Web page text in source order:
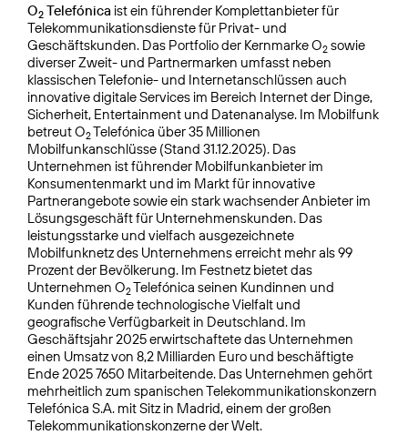
O2 Telefónica ist ein führender Komplettanbieter für
Telekommunikationsdienste für Privat- und
Geschäftskunden. Das Portfolio der Kernmarke O2 sowie
diverser Zweit- und Partnermarken umfasst neben
klassischen Telefonie- und Internetanschlüssen auch
innovative digitale Services im Bereich Internet der Dinge,
Sicherheit, Entertainment und Datenanalyse. Im Mobilfunk
betreut O2Telefónica über 35 Millionen
Mobilfunkanschlüsse (Stand 31.12.2025). Das
Unternehmen ist führender Mobilfunkanbieter im
Konsumentenmarkt und im Markt für innovative
Partnerangebote sowie ein stark wachsender Anbieter im
Lösungsgeschäft für Unternehmenskunden. Das
leistungsstarke und vielfach ausgezeichnete
Mobilfunknetz des Unternehmens erreicht mehr als 99
Prozent der Bevölkerung. Im Festnetz bietet das
Unternehmen O2Telefónica seinen Kundinnen und
Kunden führende technologische Vielfalt und
geografische Verfügbarkeit in Deutschland. Im
Geschäftsjahr 2025 erwirtschaftete das Unternehmen
einen Umsatz von 8,2 Milliarden Euro und beschäftigte
Ende 2025 7650 Mitarbeitende. Das Unternehmen gehört
mehrheitlich zum spanischen Telekommuni­kationskonzern
Telefónica S.A. mit Sitz in Madrid, einem der großen
Telekommunikationskonzerne der Welt.